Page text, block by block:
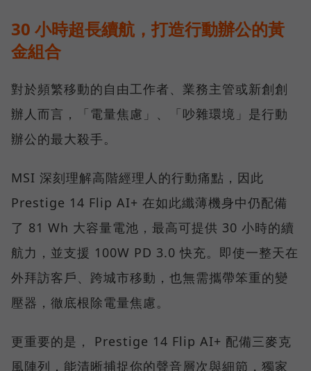
30 小時超長續航，打造行動辦公的黃
金組合
對於頻繁移動的自由工作者、業務主管或新創創
辦人而言，「電量焦慮」、「吵雜環境」是行動
辦公的最大殺手。
MSI 深刻理解高階經理人的行動痛點，因此
Prestige 14 Flip AI+ 在如此纖薄機身中仍配備
了 81 Wh 大容量電池，最高可提供 30 小時的續
航力，並支援 100W PD 3.0 快充。即使一整天在
外拜訪客戶、跨城市移動，也無需攜帶笨重的變
壓器，徹底根除電量焦慮。
更重要的是， Prestige 14 Flip AI+ 配備三麥克
風陣列，能清晰捕捉你的聲音層次與細節，獨家